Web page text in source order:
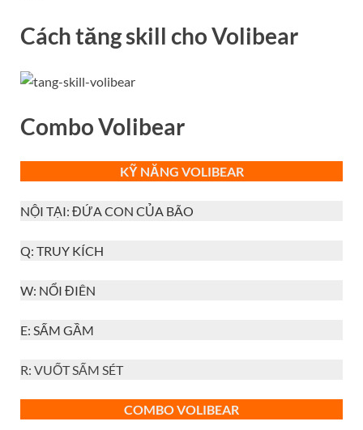
Cách tăng skill cho Volibear
Combo Volibear
KỸ NĂNG VOLIBEAR
NỘI TẠI: ĐỨA CON CỦA BÃO
Q: TRUY KÍCH
W: NỔI ĐIÊN
E: SẤM GẦM
R: VUỐT SẤM SÉT
COMBO VOLIBEAR